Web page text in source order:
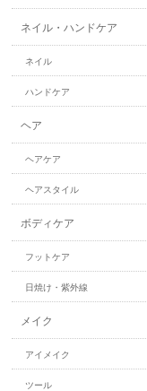
ネイル・ハンドケア
ネイル
ハンドケア
ヘア
ヘアケア
ヘアスタイル
ボディケア
フットケア
日焼け・紫外線
メイク
アイメイク
ツール